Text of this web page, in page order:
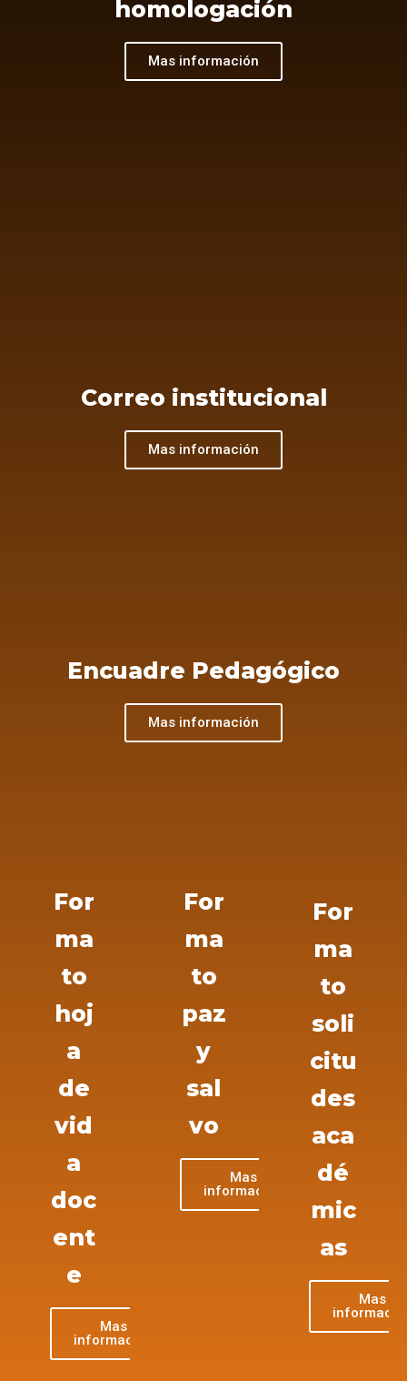
homologación
Mas información
Correo institucional
Mas información
Encuadre Pedagógico
Mas información
For
ma
to
hoj
a
de
vid
a
doc
ent
e
Mas
información
For
ma
to
paz
y
sal
vo
Mas
información
For
ma
to
soli
citu
des
aca
dé
mic
as
Mas